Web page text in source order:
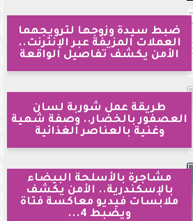
ضبط سيدة وزوجها لترويجهما
العملات المزيفة عبر الإنترنت..
الأمن يكشف تفاصيل الواقعة
طريقة عمل شوربة لسان
العصفور بالخضار.. وصفة شهية
وغنية بالعناصر الغذائية
مشاجرة بالأسلحة البيضاء
بالإسكندرية.. الأمن يكشف
ملابسات فيديو معاكسة فتاة
ويضبط 4...